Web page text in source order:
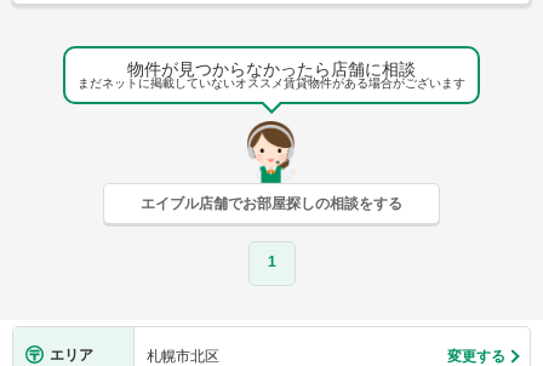
物件が見つからなかったら店舗に相談
まだネットに掲載していないオススメ賃貸物件がある場合がございます
エイブル店舗でお部屋探しの相談をする
1
エリア 札幌市北区 変更する